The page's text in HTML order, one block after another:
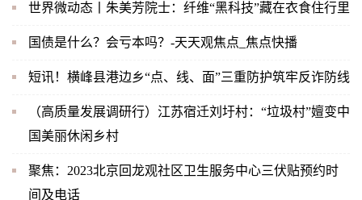
世界微动态丨朱美芳院士：纤维“黑科技”藏在衣食住行里
国债是什么？会亏本吗？-天天观焦点_焦点快播
短讯！横峰县港边乡“点、线、面”三重防护筑牢反诈防线
（高质量发展调研行）江苏宿迁刘圩村：“垃圾村”嬗变中
国美丽休闲乡村
聚焦：2023北京回龙观社区卫生服务中心三伏贴预约时
间及电话